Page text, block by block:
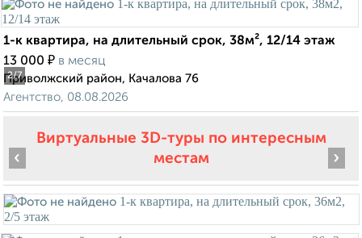
2/7
1-к квартира, на длительный срок, 38м², 12/14 этаж
13 000 ₽ в месяц
Приволжский район, Качалова 76
Агентство, 08.08.2026
Виртуальные 3D-туры по интересным
местам
‹ ›